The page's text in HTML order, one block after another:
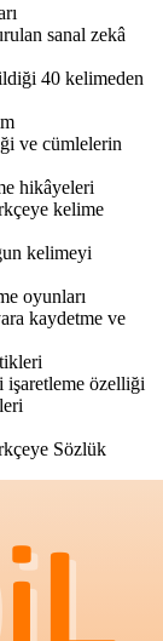
sanal zekâ
40 kelimeden
ve cümlelerin
hikâyeleri
kelime
kelimeyi
oyunları
kaydetme ve
özelliği
Sözlük